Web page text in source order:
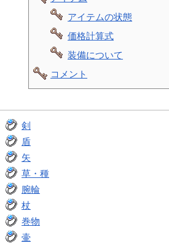
アイテムの状態
価格計算式
装備について
コメント
剣
盾
矢
草・種
腕輪
杖
巻物
壷